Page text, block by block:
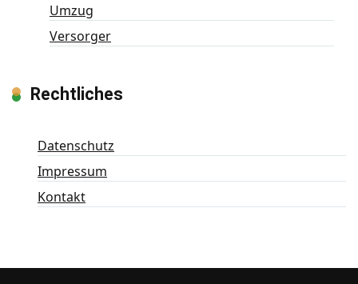
Umzug
Versorger
Rechtliches
Datenschutz
Impressum
Kontakt